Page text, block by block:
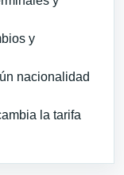
y
nacionalidad
la tarifa